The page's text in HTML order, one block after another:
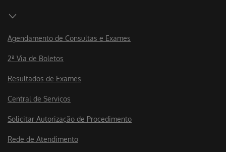
Agendamento de Consultas e Exames
2ª Via de Boletos
Resultados de Exames
Central de Serviços
Solicitar Autorização de Procedimento
Rede de Atendimento